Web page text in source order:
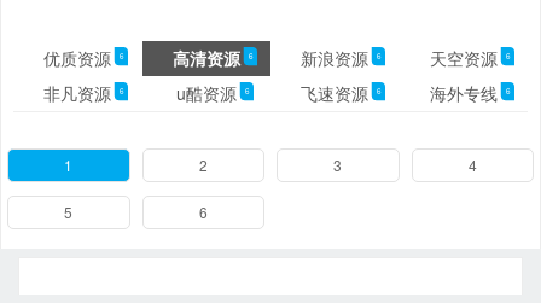
优质资源 6 高清资源 6 新浪资源 6 天空资源 6
非凡资源 6 u酷资源 6 飞速资源 6 海外专线 6
1 2 3 4
5 6